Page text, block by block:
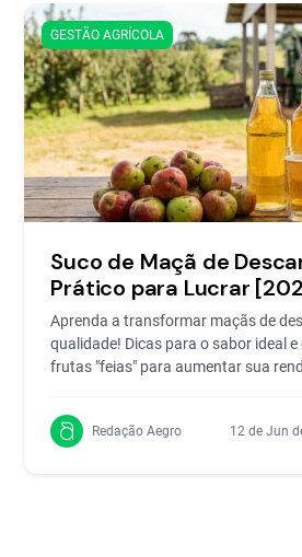
GESTÃO AGRÍCOLA
Suco de Maçã de
Prático para Lucrar
Aprenda a transformar maçãs de
qualidade! Dicas para o sabor ideal
frutas "feias" para aumentar sua
Redação Aegro 12 de Jun